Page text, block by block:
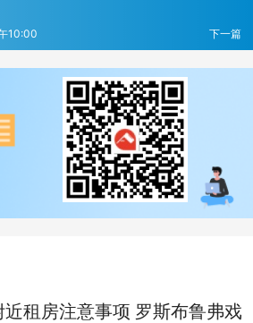
下一篇
10:00
租房注意事项 罗斯布鲁弗戏